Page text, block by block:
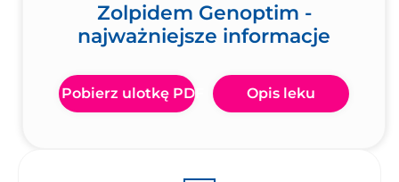
Zolpidem Genoptim -
najważniejsze informacje
Pobierz ulotkę PDF Opis leku